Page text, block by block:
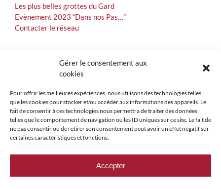
Gérer le consentement aux
cookies
Pour offrir les meilleures expériences, nous utilisons des technologies telles
que les cookies pour stocker et/ou accéder aux informations des appareils. Le
fait de consentir à ces technologies nous permettra de traiter des données
telles que le comportement de navigation ou les ID uniques sur ce site. Le fait de
ne pas consentir ou de retirer son consentement peut avoir un effet négatif sur
certaines caractéristiques et fonctions.
Accepter
Les plus belles grottes du Gard
Evènement 2023 “Dans nos Pas…”
Contacter le réseau
INSCRIPTION NEWSLETTER